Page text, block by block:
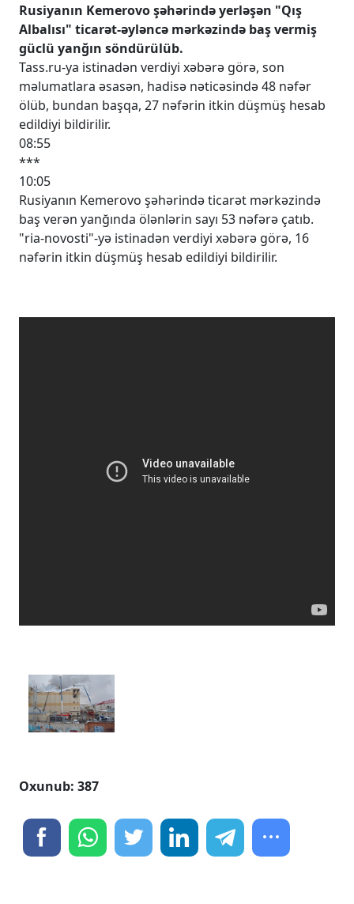
Rusiyanın Kemerovo şəhərində yerləşən "Qış
Albalısı" ticarət-əyləncə mərkəzində baş vermiş
güclü yanğın söndürülüb.
Tass.ru-ya istinadən verdiyi xəbərə görə, son
məlumatlara əsasən, hadisə nəticəsində 48 nəfər
ölüb, bundan başqa, 27 nəfərin itkin düşmüş hesab
edildiyi bildirilir.
08:55
***
10:05
Rusiyanın Kemerovo şəhərində ticarət mərkəzində
baş verən yanğında ölənlərin sayı 53 nəfərə çatıb.
"ria-novosti"-yə istinadən verdiyi xəbərə görə, 16
nəfərin itkin düşmüş hesab edildiyi bildirilir.
Oxunub: 387